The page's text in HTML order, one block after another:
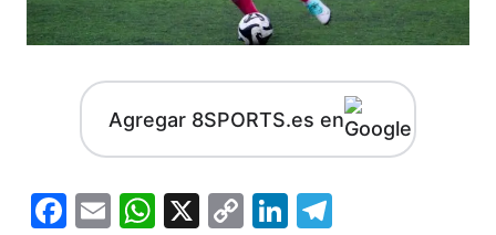
Agregar 8SPORTS.es en
Facebook
EmailWhatsApp
X
CopyLinkedIn